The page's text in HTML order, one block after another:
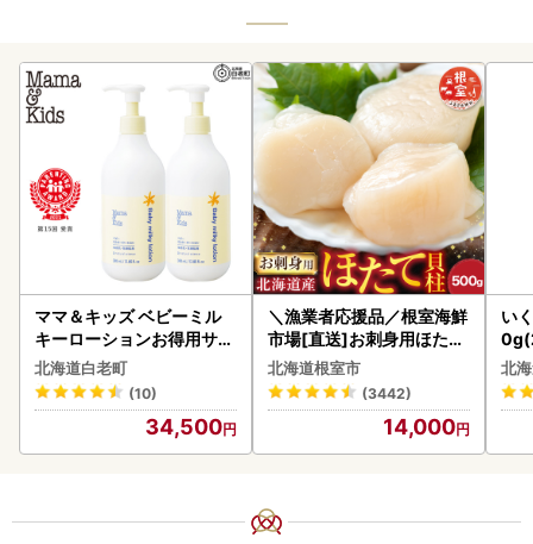
ママ＆キッズ ベビーミル
キーローションお得用サイ
ズ 380ml 2本セット CH21
0
北海道白老町
(10)
34,500
＼漁業者応援品／根室海鮮
市場[直送]お刺身用ほたて
貝柱500g A-28002
北海道根室市
(3442)
14,000
い
2-
北